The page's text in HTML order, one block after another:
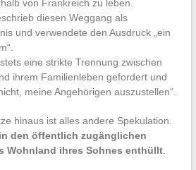
von Frankreich zu leben.
diesen Weggang als
und verwendete den Ausdruck „ein
eine strikte Trennung zwischen
ihrem Familienleben gefordert und
meine Angehörigen auszustellen“.
hinaus ist alles andere Spekulation.
den öffentlich zugänglichen
Wohnland ihres Sohnes enthüllt.